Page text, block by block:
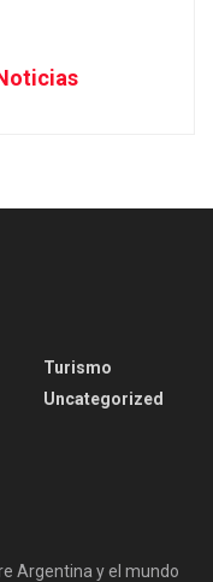
Turismo
Uncategorized
Argentina y el mundo